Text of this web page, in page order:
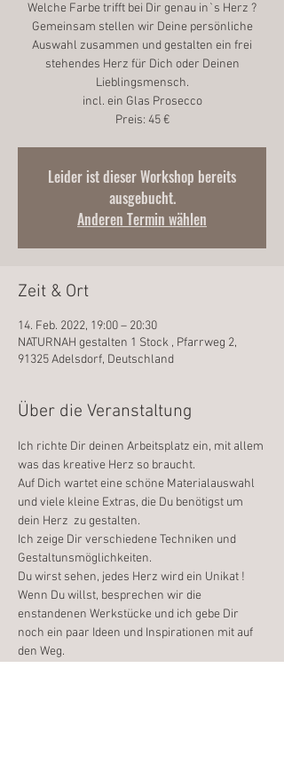
Welche Farbe trifft bei Dir genau in`s Herz ?
Gemeinsam stellen wir Deine persönliche
Auswahl zusammen und gestalten ein frei
stehendes Herz für Dich oder Deinen
Lieblingsmensch.
incl. ein Glas Prosecco
Preis: 45 €
Leider ist dieser Workshop bereits
ausgebucht.
Anderen Termin wählen
Zeit & Ort
14. Feb. 2022, 19:00 – 20:30
NATURNAH gestalten 1 Stock , Pfarrweg 2,
91325 Adelsdorf, Deutschland
Über die Veranstaltung
Ich richte Dir deinen Arbeitsplatz ein, mit allem
was das kreative Herz so braucht.
Auf Dich wartet eine schöne Materialauswahl
und viele kleine Extras, die Du benötigst um
dein Herz  zu gestalten.
Ich zeige Dir verschiedene Techniken und
Gestaltunsmöglichkeiten.
Du wirst sehen, jedes Herz wird ein Unikat !
Wenn Du willst, besprechen wir die
enstandenen Werkstücke und ich gebe Dir
noch ein paar Ideen und Inspirationen mit auf
den Weg.